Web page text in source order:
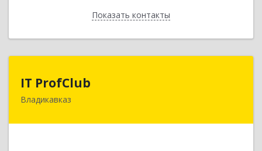
Показать контакты
Назад
IT ProfClub
Владикавказ362045, Северная Осетия - Алания Респ,